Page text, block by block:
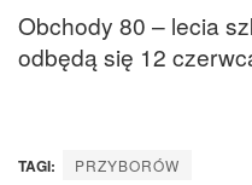
Obchody 80 – lecia
odbędą się 12
TAGI: PRZYBORÓW